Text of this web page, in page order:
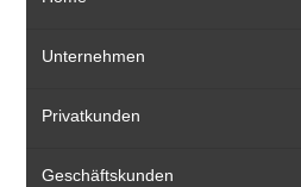
Unternehmen
Privatkunden
Geschäftskunden